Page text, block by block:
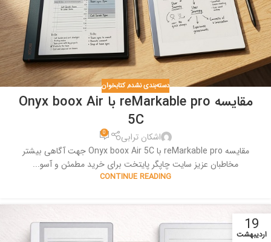
دسته‌بندی نشده,کتابخوان
مقایسه reMarkable pro با Onyx boox Air
5C
اشکان ترابی 0
مقایسه reMarkable pro با Onyx boox Air 5C جهت آگاهی بیشتر
مخاطبان عزیز سایت چاپگر پایتخت برای خرید مطمئن و آسو...
CONTINUE READING
19
اردیبهشت